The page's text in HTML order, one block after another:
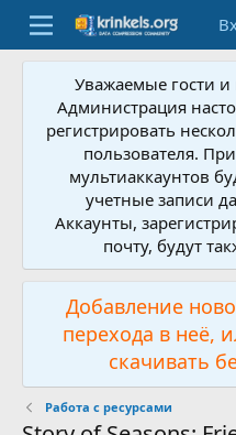
Уважаемые гости
Администрация
регистрировать
пользователя.
мультиаккаунтов
учетные записи
Аккаунты,
почту, будут
Добавление
перехода в неё,
скачивать
Работа с ресурсами